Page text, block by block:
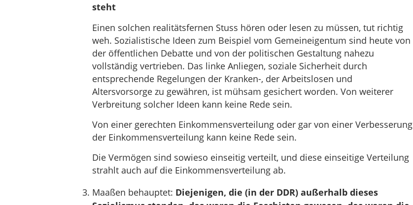
steht
Einen solchen realitätsfernen Stuss hören oder lesen zu müssen, tut richtig
weh. Sozialistische Ideen zum Beispiel vom Gemeineigentum sind heute von
der öffentlichen Debatte und von der politischen Gestaltung nahezu
vollständig vertrieben. Das linke Anliegen, soziale Sicherheit durch
entsprechende Regelungen der Kranken-, der Arbeitslosen und
Altersvorsorge zu gewähren, ist mühsam gesichert worden. Von weiterer
Verbreitung solcher Ideen kann keine Rede sein.
Von einer gerechten Einkommensverteilung oder gar von einer Verbesserung
der Einkommensverteilung kann keine Rede sein.
Die Vermögen sind sowieso einseitig verteilt, und diese einseitige Verteilung
strahlt auch auf die Einkommensverteilung ab.
Maaßen behauptet: Diejenigen, die (in der DDR) außerhalb dieses